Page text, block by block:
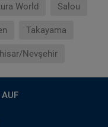
World Salou
Takayama
Nevşehir
AUF